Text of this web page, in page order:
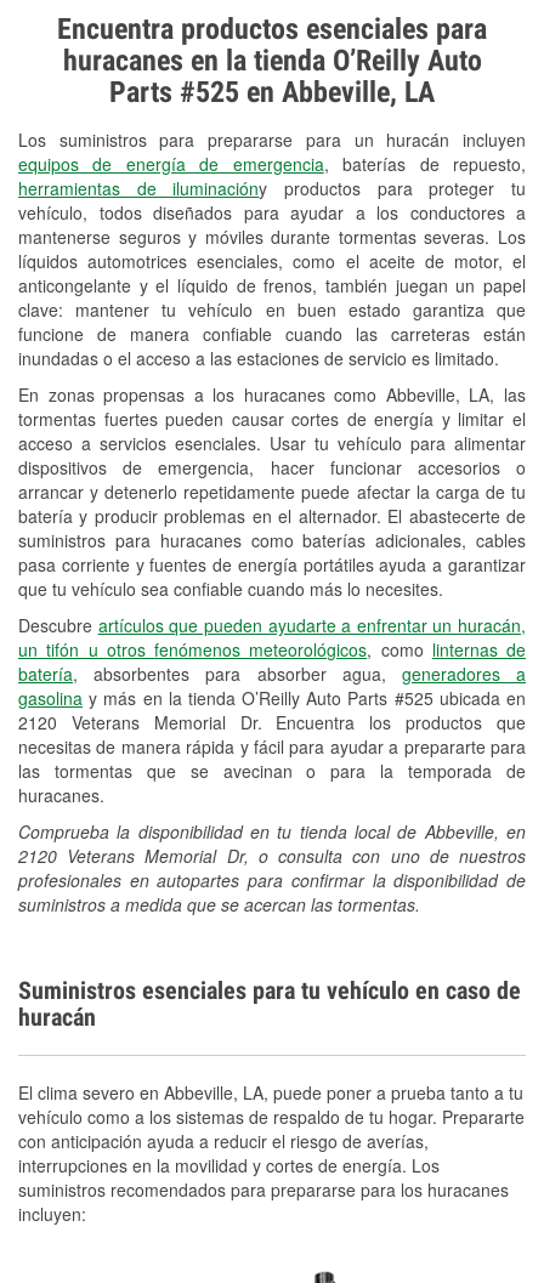
Encuentra productos esenciales para
huracanes en la tienda O’Reilly Auto
Parts #525 en Abbeville, LA
Los suministros para prepararse para un huracán incluyen
equipos de energía de emergencia, baterías de repuesto,
herramientas de iluminacióny productos para proteger tu
vehículo, todos diseñados para ayudar a los conductores a
mantenerse seguros y móviles durante tormentas severas. Los
líquidos automotrices esenciales, como el aceite de motor, el
anticongelante y el líquido de frenos, también juegan un papel
clave: mantener tu vehículo en buen estado garantiza que
funcione de manera confiable cuando las carreteras están
inundadas o el acceso a las estaciones de servicio es limitado.
En zonas propensas a los huracanes como Abbeville, LA, las
tormentas fuertes pueden causar cortes de energía y limitar el
acceso a servicios esenciales. Usar tu vehículo para alimentar
dispositivos de emergencia, hacer funcionar accesorios o
arrancar y detenerlo repetidamente puede afectar la carga de tu
batería y producir problemas en el alternador. El abastecerte de
suministros para huracanes como baterías adicionales, cables
pasa corriente y fuentes de energía portátiles ayuda a garantizar
que tu vehículo sea confiable cuando más lo necesites.
Descubre artículos que pueden ayudarte a enfrentar un huracán,
un tifón u otros fenómenos meteorológicos, como linternas de
batería, absorbentes para absorber agua, generadores a
gasolina y más en la tienda O’Reilly Auto Parts #525 ubicada en
2120 Veterans Memorial Dr. Encuentra los productos que
necesitas de manera rápida y fácil para ayudar a prepararte para
las tormentas que se avecinan o para la temporada de
huracanes.
Comprueba la disponibilidad en tu tienda local de Abbeville, en
2120 Veterans Memorial Dr, o consulta con uno de nuestros
profesionales en autopartes para confirmar la disponibilidad de
suministros a medida que se acercan las tormentas.
Prueba de alternadores y
arrancadores
Revisión de la luz "Check Engine"
Reciclaje de baterías y aceite
Instalación de bombillas de faros
Instalación de limpiaparabrisas
Programa de Préstamo de
Herramientas
Rectificación de tambores y discos de
freno
Hurricane Supplies
Tornado Supplies
Conoce más
Suministros esenciales para tu vehículo en caso de
huracán
El clima severo en Abbeville, LA, puede poner a prueba tanto a tu
vehículo como a los sistemas de respaldo de tu hogar. Prepararte
con anticipación ayuda a reducir el riesgo de averías,
interrupciones en la movilidad y cortes de energía. Los
suministros recomendados para prepararse para los huracanes
incluyen: